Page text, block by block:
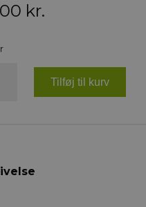
kr.
Tilføj til kurv